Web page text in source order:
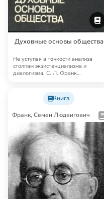
Духовные основы общества
Не уступая в тонкости анализа
столпам экзистенциализма и
диалогизма, С. Л. Франк
Книга
Франк, Семен Людвигович